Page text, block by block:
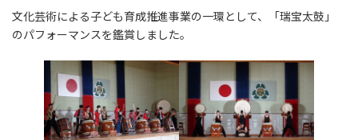
文化芸術による子ども育成推進事業の一環として、「瑞宝太鼓」
のパフォーマンスを鑑賞しました。